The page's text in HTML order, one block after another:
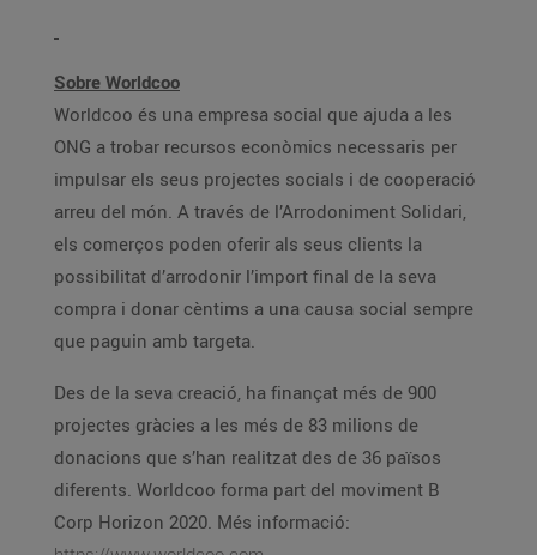
Sobre Worldcoo
Worldcoo és una empresa social que ajuda a les
ONG a trobar recursos econòmics necessaris per
impulsar els seus projectes socials i de cooperació
arreu del món. A través de l’Arrodoniment Solidari,
els comerços poden oferir als seus clients la
possibilitat d’arrodonir l’import final de la seva
compra i donar cèntims a una causa social sempre
que paguin amb targeta.
Des de la seva creació, ha finançat més de 900
projectes gràcies a les més de 83 milions de
donacions que s’han realitzat des de 36 països
diferents. Worldcoo forma part del moviment B
Corp Horizon 2020. Més informació: